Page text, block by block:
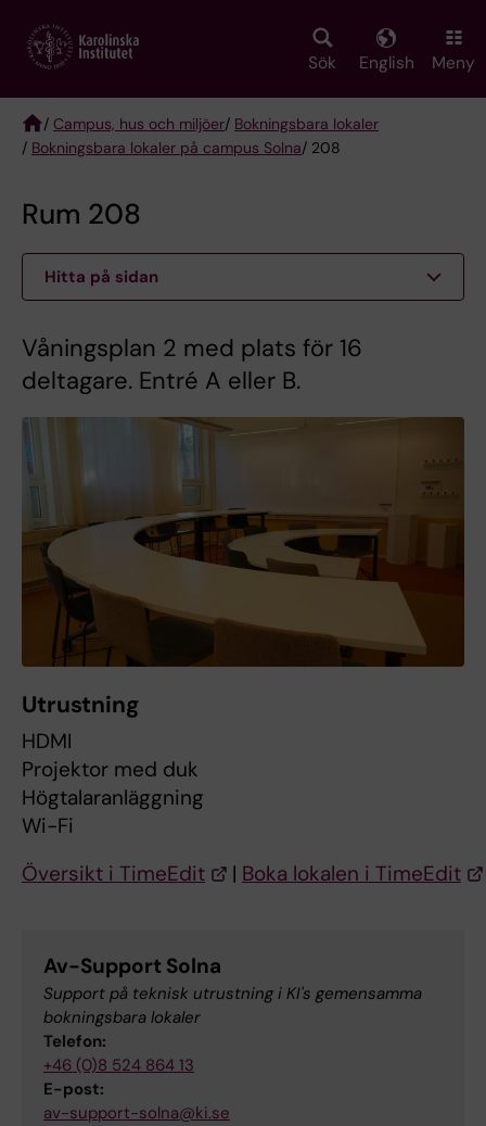
main
Sök English Meny
Breadcrumb
/ Campus, hus och miljöer/ Bokningsbara lokaler
/ Bokningsbara lokaler på campus Solna/ 208
Rum 208
Hitta på sidan
Våningsplan 2 med plats för 16
deltagare. Entré A eller B.
Utrustning
HDMI
Projektor med duk
Högtalaranläggning
Wi-Fi
Översikt i TimeEdit
| Boka lokalen i TimeEdit
Av-Support Solna
Support på teknisk utrustning i KI's gemensamma
bokningsbara lokaler
Telefon:
+46 (0)8 524 864 13
E-post:
av-support-solna@ki.se